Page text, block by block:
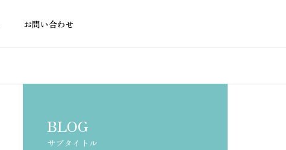
お問い合わせ
BLOG
サブタイトル